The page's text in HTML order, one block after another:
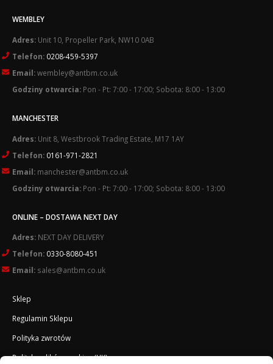
WEMBLEY
Adres: Unit 10, Propeller Park, NW10 0AB
Telefon: 0208-459-5397
Email:wembley@antbm.co.uk
Godziny otwarcia: Pon - Pt: 7:00 - 17:00; Sobota: 8:00 - 13:00
MANCHESTER
Adres: Unit 8, Westbrook Trading Estate, M17 1AY
Telefon: 0161-971-2821
Email: manchester@antbm.co.uk
Godziny otwarcia: Pon - Pt: 7:00 - 17:00; Sobota: 8:00 - 13:00
ONLINE – DOSTAWA NEXT DAY
Adres: NEXT DAY DELIVERY
Telefon: 0330-8080-451
Email: sales@antbm.co.uk
Sklep
Regulamin Sklepu
Polityka zwrotów
Polityka plików cookies (UK)